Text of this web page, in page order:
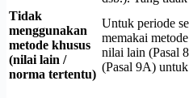
Tidak
menggunakan
metode khusus
(nilai lain /
norma tertentu)
Untuk periode
memakai
nilai lain (Pasal
(Pasal 9A)